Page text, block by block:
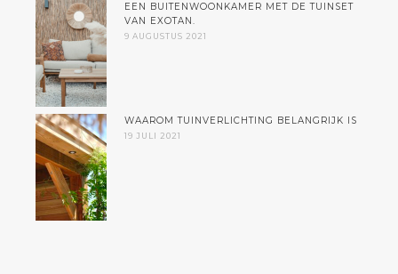
EEN BUITENWOONKAMER MET DE TUINSET
VAN EXOTAN.
9 AUGUSTUS 2021
WAAROM TUINVERLICHTING BELANGRIJK IS
19 JULI 2021